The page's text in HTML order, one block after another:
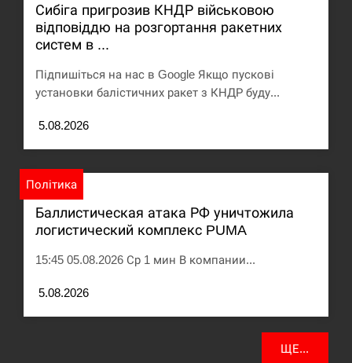
Сибіга пригрозив КНДР військовою
відповіддю на розгортання ракетних
систем в ...
Підпишіться на нас в Google Якщо пускові
установки балістичних ракет з КНДР буду...
5.08.2026
Політика
Баллистическая атака РФ уничтожила
логистический комплекс PUMA
15:45 05.08.2026 Ср 1 мин В компании...
5.08.2026
ЩЕ...